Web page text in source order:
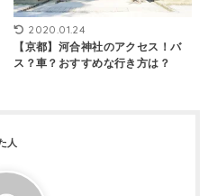
2020.01.24
【京都】河合神社のアクセス！バ
ス？車？おすすめな行き方は？